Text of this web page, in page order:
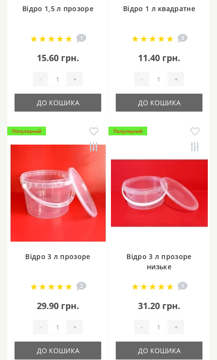
Відро 1,5 л прозоре
1
15.60 грн.
- +
ДО КОШИКА
Відро 1 л квадратне
3
11.40 грн.
- +
ДО КОШИКА
Популярний
Відро 3 л прозоре
2
29.90 грн.
- +
ДО КОШИКА
Популярний
Відро 3 л прозоре
низьке
1
31.20 грн.
- +
ДО КОШИКА